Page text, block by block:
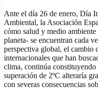
Ante el día 26 de enero, Día
Ambiental, la Asociación
cómo salud y medio
planeta- se encuentran cada
perspectiva global, el cambio
internacionales que han
clima, continúa
superación de 2ºC alteraría
con severas consecuencias